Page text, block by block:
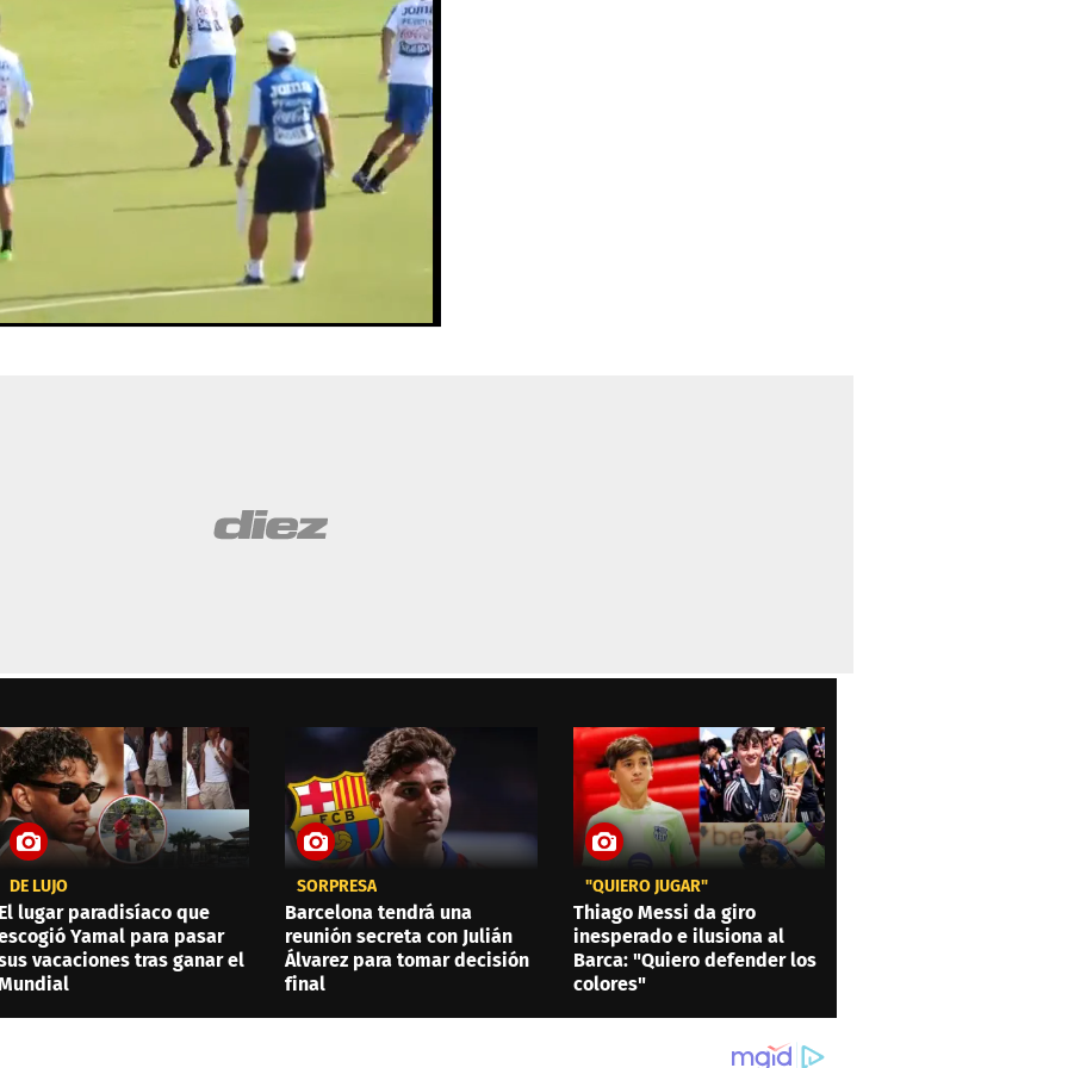
DE LUJO
El lugar paradisíaco que
Yamal para pasar
vacaciones tras ganar el
SORPRESA
Barcelona tendrá una
reunión secreta con Julián
Álvarez para tomar decisión
final
"QUIERO JUGAR"
Thiago Messi da giro
inesperado e ilusiona al
Barca: "Quiero defender los
colores"